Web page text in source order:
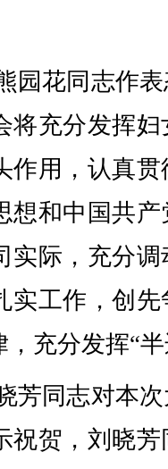
园花同志作
将充分发挥
作用，认真
想和中国共
实际，充分
实工作，创
充分发挥“
芳同志对本
祝贺，刘晓